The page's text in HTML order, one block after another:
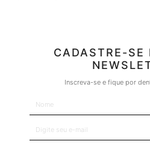
CADASTRE-SE
Inscreva-se e fique por